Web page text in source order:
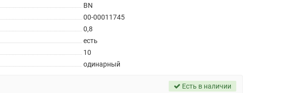
BN
00-00011745
0,8
есть
10
одинарный
Есть в наличии